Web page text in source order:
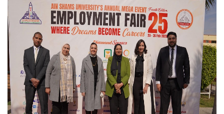
الطلاب
هيئة التدريس
الدراسات العليا
الخريجين